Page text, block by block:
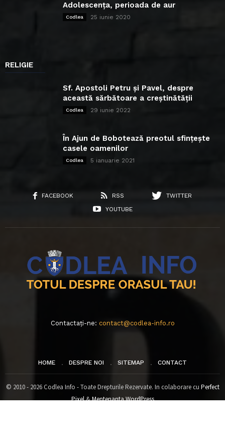
Adolescența, perioada de aur
Codlea 25 iunie 2020
RELIGIE
Sf. Apostoli Petru și Pavel, despre
această sărbătoare a creștinătății
Codlea 29 iunie 2022
În Ajun de Bobotează preotul sfințește
casele oamenilor
Codlea 5 ianuarie 2021
FACEBOOK RSS
TWITTER
YOUTUBE
Contactați-ne: contact@codlea-info.ro
HOME DESPRE NOI SITEMAP CONTACT
© 2010 - 2026 Codlea Info - Toate Drepturile Rezervate. In colaborare cu Perfect
Pixel&Mentenanta WordPress